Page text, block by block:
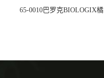
65-0010巴罗克BIOLOGIX橘